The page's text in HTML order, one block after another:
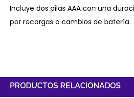
Incluye dos pilas AAA con una
por recargas o cambios de batería.
PRODUCTOS RELACIONADOS